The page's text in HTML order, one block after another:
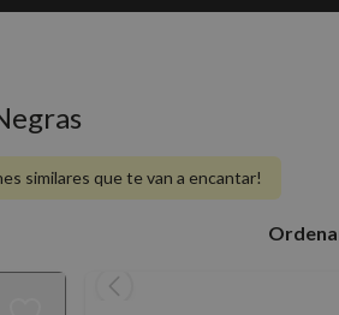
similares que te van a encantar!